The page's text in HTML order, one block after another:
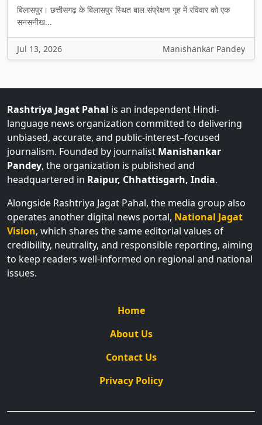
बिलासपुर। छत्तीसगढ़ के बिलासपुर स्थित बाल संप्रेक्षण गृह में रविवार को एक
सनसनीख...
Jul 13, 2026 Manishankar Pandey
Rashtriya Jagat Pahal is an independent Hindi-
language news organization committed to delivering
unbiased, accurate, and public-interest–focused
journalism. Founded by journalist Manishankar
Pandey, the organization is published and
headquartered in Raipur, Chhattisgarh, India.
Alongside Rashtriya Jagat Pahal, the media group also
operates another digital news portal, National Jagat
Vision, which shares the same editorial values of
credibility, neutrality, and responsible reporting, aiming
to keep readers well-informed on regional and national
issues.
Home
About Us
Contact Us
Privacy Policy